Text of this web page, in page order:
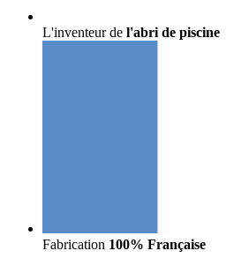
L'inventeur de l'abri de piscine
Fabrication 100% Française